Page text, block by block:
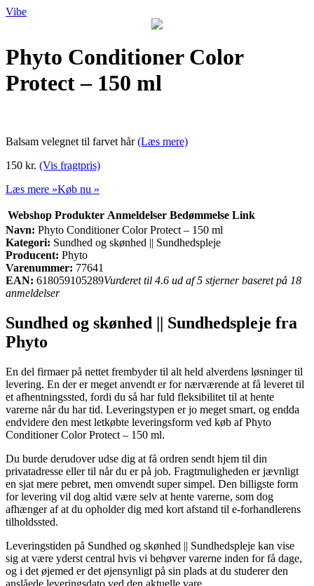
Vibe
Phyto Conditioner Color
Protect – 150 ml
Balsam velegnet til farvet hår(Læs mere)
150 kr. (Vis fragtpris)
Læs mere »Køb nu »
Webshop Produkter Anmeldelser Bedømmelse Link
Navn: Phyto Conditioner Color Protect – 150 ml
Kategori: Sundhed og skønhed || Sundhedspleje
Producent: Phyto
Varenummer: 77641
EAN: 618059105289Vurderet til 4.6 ud af 5 stjerner baseret på 18
anmeldelser
Sundhed og skønhed || Sundhedspleje fra
Phyto
En del firmaer på nettet frembyder til alt held alverdens løsninger til
levering. En der er meget anvendt er for nærværende at få leveret til
et afhentningssted, fordi du så har fuld fleksibilitet til at hente
varerne når du har tid. Leveringstypen er jo meget smart, og endda
endvidere den mest letkøbte leveringsform ved køb af Phyto
Conditioner Color Protect – 150 ml.
Du burde derudover udse dig at få ordren sendt hjem til din
privatadresse eller til når du er på job. Fragtmuligheden er jævnligt
en sjat mere pebret, men omvendt super simpel. Den billigste form
for levering vil dog altid være selv at hente varerne, som dog
afhænger af at du opholder dig med kort afstand til e-forhandlerens
tilholdssted.
Leveringstiden på Sundhed og skønhed || Sundhedspleje kan vise
sig at være yderst central hvis vi behøver varerne inden for få dage,
og i det øjemed er det øjensynligt på sin plads at du studerer den
anslåede leveringsdato ved den aktuelle vare.